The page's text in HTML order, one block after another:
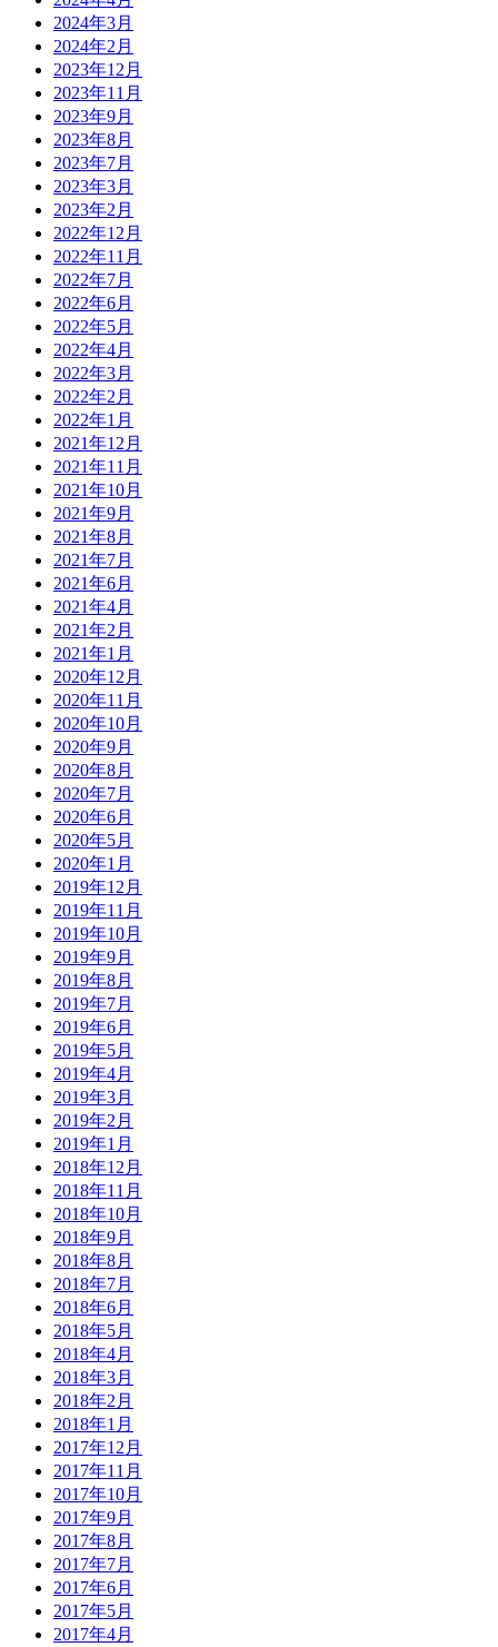
2024年3月
2024年2月
2023年12月
2023年11月
2023年9月
2023年8月
2023年7月
2023年3月
2023年2月
2022年12月
2022年11月
2022年7月
2022年6月
2022年5月
2022年4月
2022年3月
2022年2月
2022年1月
2021年12月
2021年11月
2021年10月
2021年9月
2021年8月
2021年7月
2021年6月
2021年4月
2021年2月
2021年1月
2020年12月
2020年11月
2020年10月
2020年9月
2020年8月
2020年7月
2020年6月
2020年5月
2020年1月
2019年12月
2019年11月
2019年10月
2019年9月
2019年8月
2019年7月
2019年6月
2019年5月
2019年4月
2019年3月
2019年2月
2019年1月
2018年12月
2018年11月
2018年10月
2018年9月
2018年8月
2018年7月
2018年6月
2018年5月
2018年4月
2018年3月
2018年2月
2018年1月
2017年12月
2017年11月
2017年10月
2017年9月
2017年8月
2017年7月
2017年6月
2017年5月
2017年4月